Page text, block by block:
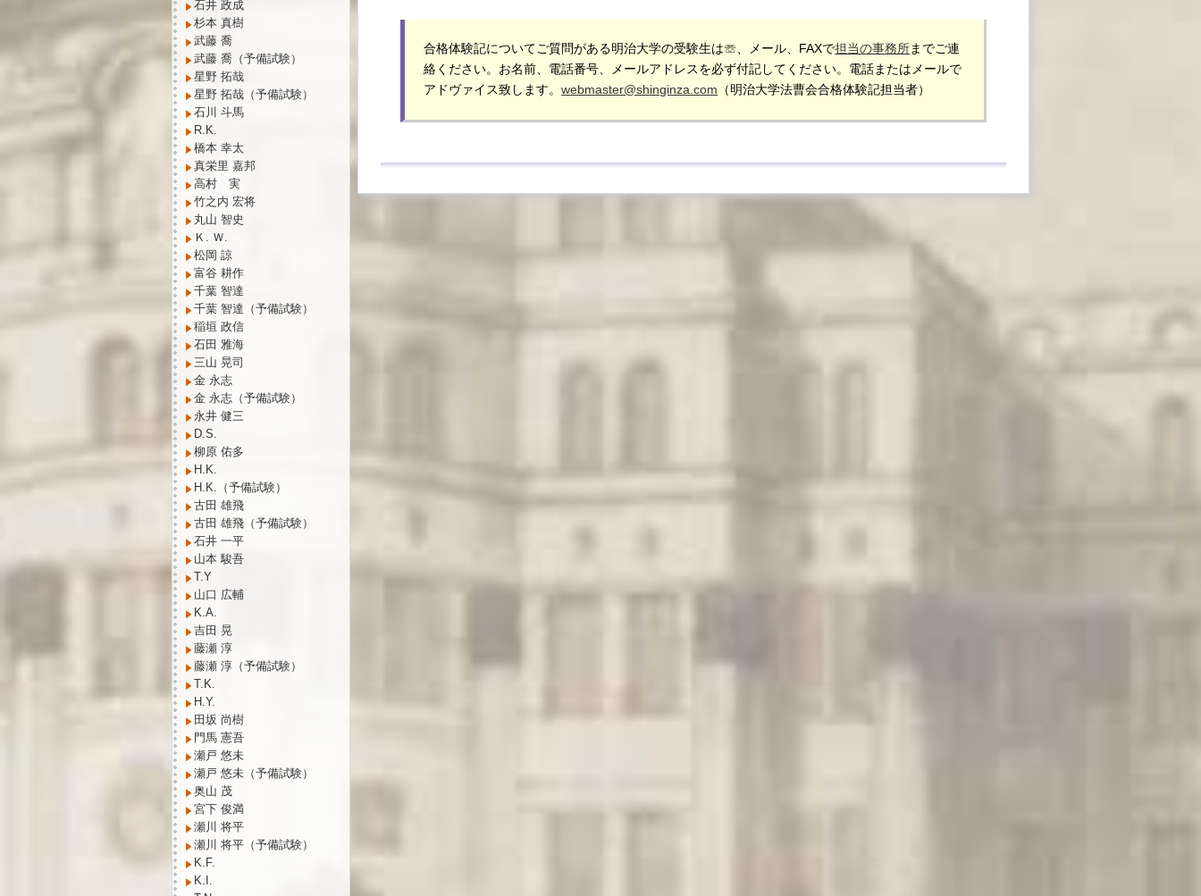
合格体験記についてご質問がある明治大学の受験生は☏、メール、FAXで担当の事務所までご連
絡ください。お名前、電話番号、メールアドレスを必ず付記してください。電話またはメールで
アドヴァイス致します。webmaster@shinginza.com （明治大学法曹会合格体験記担当者）
石井 政成
杉本 真樹
武藤 喬
武藤 喬（予備試験）
星野 拓哉
星野 拓哉（予備試験）
石川 斗馬
R.K.
橋本 幸太
真栄里 嘉邦
高村 実
竹之内 宏将
丸山 智史
Ｋ. Ｗ.
松岡 諒
富谷 耕作
千葉 智達
千葉 智達（予備試験）
稲垣 政信
石田 雅海
三山 晃司
金 永志
金 永志（予備試験）
永井 健三
D.S.
柳原 佑多
H.K.
H.K.（予備試験）
古田 雄飛
古田 雄飛（予備試験）
石井 一平
山本 駿吾
T.Y
山口 広輔
K.A.
吉田 晃
藤瀬 淳
藤瀬 淳（予備試験）
T.K.
H.Y.
田坂 尚樹
門馬 憲吾
瀬戸 悠未
瀬戸 悠未（予備試験）
奥山 茂
宮下 俊満
瀬川 将平
瀬川 将平（予備試験）
K.F.
K.I.